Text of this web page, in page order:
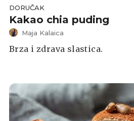
DORUČAK
Kakao chia puding
Maja Kalaica
Brza i zdrava slastica.